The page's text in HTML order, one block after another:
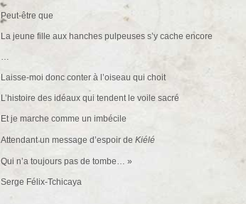
Peut-être que
La jeune fille aux hanches pulpeuses s’y cache encore
…
Laisse-moi donc conter à l’oiseau qui choit
L’histoire des idéaux qui tendent le voile sacré
Et je marche comme un imbécile
Attendant un message d’espoir de Kiélé
Qui n’a toujours pas de tombe… »
Serge Félix-Tchicaya